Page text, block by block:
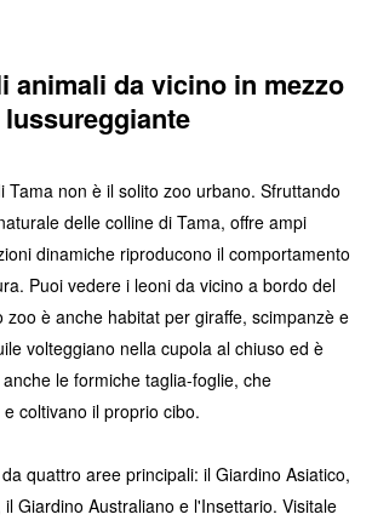
animali da vicino in mezzo
Tama non è il solito zoo urbano. Sfruttando
delle colline di Tama, offre ampi
dinamiche riproducono il comportamento
Puoi vedere i leoni da vicino a bordo del
zoo è anche habitat per giraffe, scimpanzè e
volteggiano nella cupola al chiuso ed è
le formiche taglia-foglie, che
coltivano il proprio cibo.
quattro aree principali: il Giardino Asiatico,
Giardino Australiano e l'Insettario. Visitale